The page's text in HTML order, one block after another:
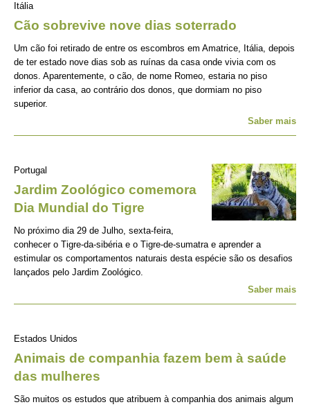
Itália
Cão sobrevive nove dias soterrado
Um cão foi retirado de entre os escombros em Amatrice, Itália, depois
de ter estado nove dias sob as ruínas da casa onde vivia com os
donos. Aparentemente, o cão, de nome Romeo, estaria no piso
inferior da casa, ao contrário dos donos, que dormiam no piso
superior.
Saber mais
Portugal
Jardim Zoológico comemora
Dia Mundial do Tigre
No próximo dia 29 de Julho, sexta-feira,
conhecer o Tigre-da-sibéria e o Tigre-de-sumatra e aprender a
estimular os comportamentos naturais desta espécie são os desafios
lançados pelo Jardim Zoológico.
Saber mais
Estados Unidos
Animais de companhia fazem bem à saúde
das mulheres
São muitos os estudos que atribuem à companhia dos animais algum